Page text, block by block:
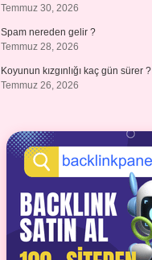
Temmuz 30, 2026
Spam nereden gelir ?
Temmuz 28, 2026
Koyunun kızgınlığı kaç gün sürer ?
Temmuz 26, 2026